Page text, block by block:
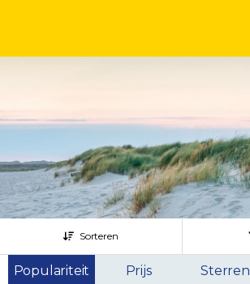
Sorteren
Populariteit Prijs Sterren